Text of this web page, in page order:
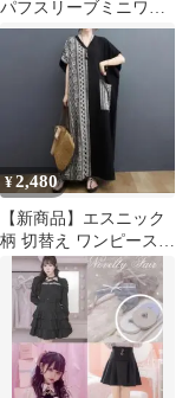
パフスリーブミニワン
ピース ベージュ 半袖
インナーパンツ付き
¥2,480
【新商品】エスニック
柄 切替え ワンピース
ゆったり オーバーサ
イズ 体型カバー